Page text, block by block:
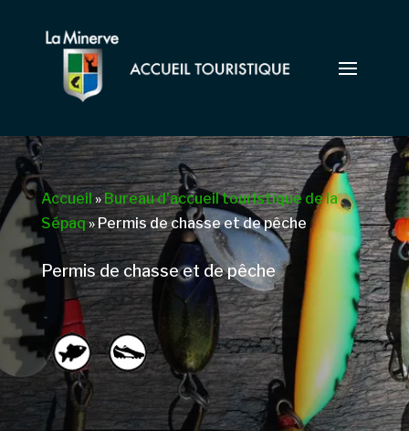
Accueil» Bureau d'accueil touristique de la
Sépaq»Permis de chasse et de pêche
Permis de chasse et de pêche